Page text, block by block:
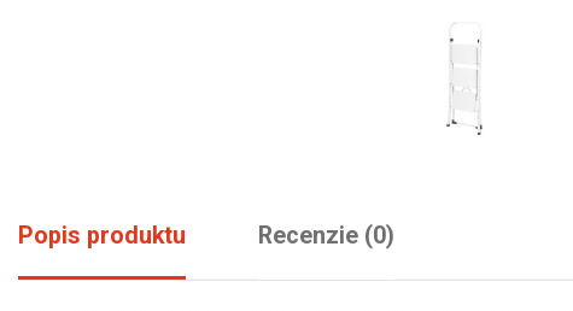
Popis produktu Recenzie (0)